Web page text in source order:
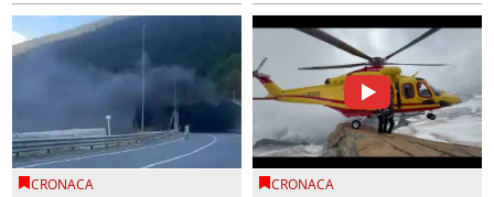
CRONACA CRONACA